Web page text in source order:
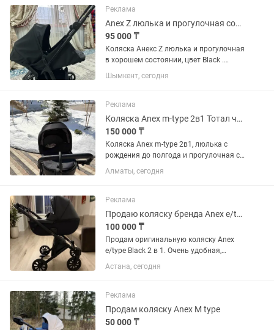
Чехол для коляски оригинал, чехол
для...
Реклама
Anex Z люлька и прогулочная собирается чемоданчик оригинал
95 000 ₸
Коляска Анекс Z люлька и прогулочная
в хорошем состоянии, цвет Black .
Подходит для мальчика и девочки.
Два положения есть, полностью
Удобная и собирается в...
Шымкент, сегодня
Реклама
Коляска Anex m-type 2в1 Тотал черный цвет,люлька 0-6 мес,прогулочная от6мес
150 000 ₸
Коляска Anex m-type 2в1, люлька с
рождения до полгода и прогулочная с
6 месяцев, наклоняется до
175градусов- поэтому подходит даже с
прочитать на офиц сайте описание...
Алматы, сегодня
Реклама
Продаю коляску бренда Anex e/type 2в1
100 000 ₸
Продам оригинальную коляску Anex
e/type Black 2 в 1. Очень удобная,
маневренная и с отличной
амортизацией. Легко управляется
так и для прогулок зимой с нашим...
Астана, сегодня
Реклама
Продам коляску Anex M type
50 000 ₸